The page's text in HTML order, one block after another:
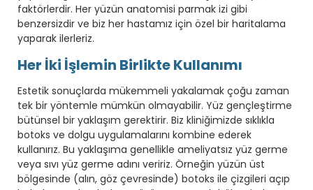
faktörlerdir. Her yüzün anatomisi parmak izi gibi
benzersizdir ve biz her hastamız için özel bir haritalama
yaparak ilerleriz.
Her İki İşlemin Birlikte Kullanımı
Estetik sonuçlarda mükemmeli yakalamak çoğu zaman
tek bir yöntemle mümkün olmayabilir. Yüz gençleştirme
bütünsel bir yaklaşım gerektirir. Biz kliniğimizde sıklıkla
botoks ve dolgu uygulamalarını kombine ederek
kullanırız. Bu yaklaşıma genellikle ameliyatsız yüz germe
veya sıvı yüz germe adını veririz. Örneğin yüzün üst
bölgesinde (alın, göz çevresinde) botoks ile çizgileri açıp